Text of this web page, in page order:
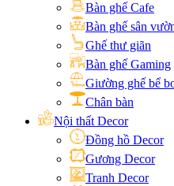
Bàn ghế Cafe
Bàn ghế sân
Ghế thư giãn
Bàn ghế Gaming
Giường ghế bể
Chân bàn
Nội thất Decor
Đồng hồ Decor
Gương Decor
Tranh Decor